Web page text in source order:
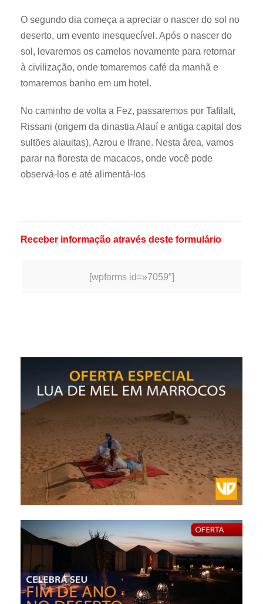
O segundo dia começa a apreciar o nascer do sol no
deserto, um evento inesquecível. Após o nascer do
sol, levaremos os camelos novamente para retornar
à civilização, onde tomaremos café da manhã e
tomaremos banho em um hotel.
No caminho de volta a Fez, passaremos por Tafilalt,
Rissani (origem da dinastia Alauí e antiga capital dos
sultões alauitas), Azrou e Ifrane. Nesta área, vamos
parar na floresta de macacos, onde você pode
observá-los e até alimentá-los
Receber informação através deste formulário
[wpforms id=»7059″]